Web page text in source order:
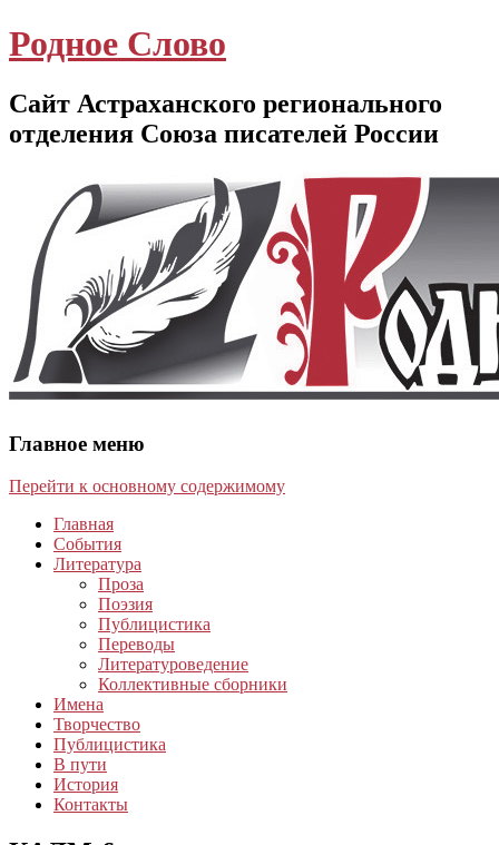
Родное Слово
Сайт Астраханского регионального
отделения Союза писателей России
Главное меню
Перейти к основному содержимому
Главная
События
Литература
Проза
Поэзия
Публицистика
Переводы
Литературоведение
Коллективные сборники
Имена
Творчество
Публицистика
В пути
История
Контакты